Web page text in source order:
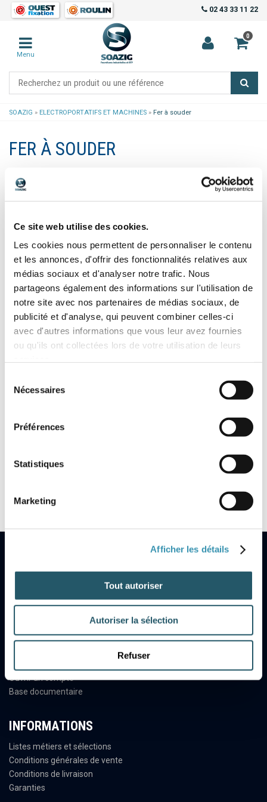
Ce site web utilise des cookies.
Les cookies nous permettent de personnaliser le contenu
et les annonces, d'offrir des fonctionnalités relatives aux
médias sociaux et d'analyser notre trafic. Nous
partageons également des informations sur l'utilisation de
notre site avec nos partenaires de médias sociaux, de
publicité et d'analyse, qui peuvent combiner celles-ci
avec d'autres informations que vous leur avez fournies
ou qu'ils ont collectées lors de votre utilisation de leurs
Nécessaires
Préférences
Statistiques
Marketing
Afficher les détails
Tout autoriser
Autoriser la sélection
Refuser
02 43 33 11 22
0
Menu
SOAZIG » ELECTROPORTATIFS ET MACHINES » Fer à souder
FER À SOUDER
Fer à souder 12V modèle SI
NOTRE SOCIÉTÉ
Nous trouver
Ouvrir un compte
Base documentaire
INFORMATIONS
Listes métiers et sélections
Conditions générales de vente
Conditions de livraison
Garanties